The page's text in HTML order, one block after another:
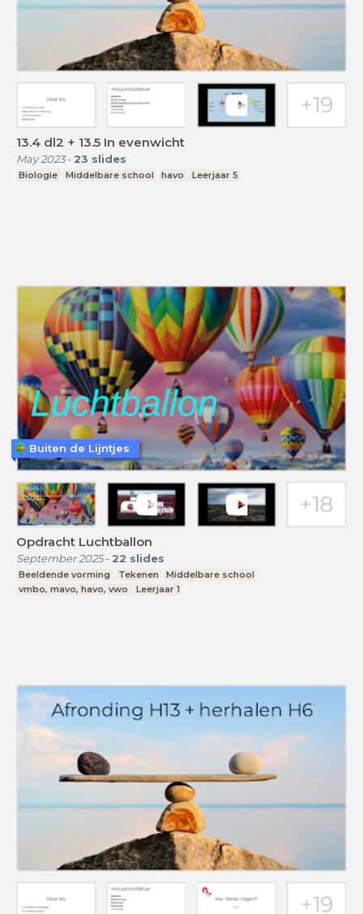
13.4 dl2 + 13.5 In evenwicht
May 2023- 23 slides
Biologie Middelbare school havo Leerjaar 5
Opdracht Luchtballon
September 2025- 22 slides
Beeldende vorming Tekenen
Middelbare school
vmbo, mavo, havo, vwo
Leerjaar 1
Buiten de Lijntjes